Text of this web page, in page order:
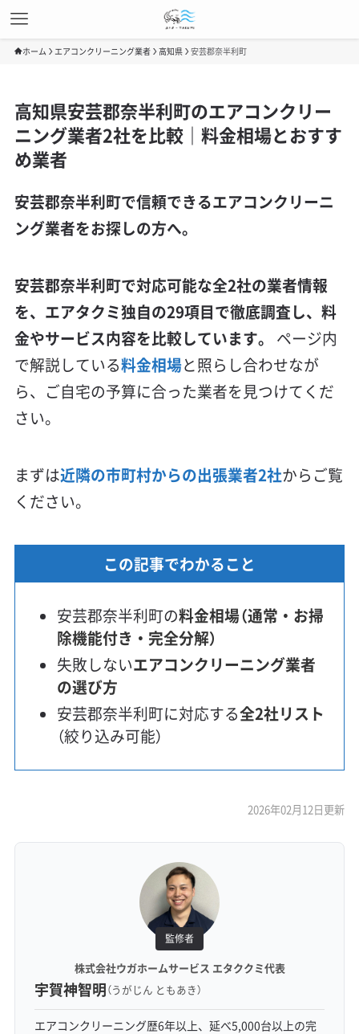
ホーム エアコンクリーニング業者 高知県 安芸郡奈半利町
高知県安芸郡奈半利町のエアコンクリー
ニング業者2社を比較｜料金相場とおすす
め業者
安芸郡奈半利町で信頼できるエアコンクリーニ
ング業者をお探しの方へ。
安芸郡奈半利町で対応可能な全2社の業者情報
を、エアタクミ独自の29項目で徹底調査し、料
金やサービス内容を比較しています。
ページ内
で解説している料金相場と照らし合わせなが
ら、ご自宅の予算に合った業者を見つけてくだ
さい。
まずは近隣の市町村からの出張業者2社からご覧
ください。
この記事でわかること
安芸郡奈半利町の料金相場（通常・お掃
除機能付き・完全分解）
失敗しないエアコンクリーニング業者
の選び方
安芸郡奈半利町に対応する全2社リスト
（絞り込み可能）
2026年02月12日更新
監修者
株式会社ウガホームサービス エタククミ代表
宇賀神智明（うがじん ともあき）
エアコンクリーニング歴6年以上、延べ5,000台以上の完